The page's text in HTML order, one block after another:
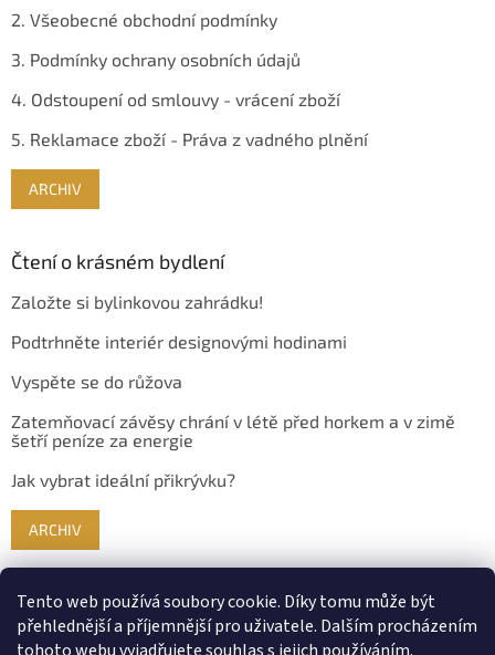
Tento web používá soubory cookie. Díky tomu může být
přehlednější a příjemnější pro uživatele. Dalším procházením
2. Všeobecné obchodní podmínky
3. Podmínky ochrany osobních údajů
4. Odstoupení od smlouvy - vrácení zboží
5. Reklamace zboží - Práva z vadného plnění
ARCHIV
Čtení o krásném bydlení
Založte si bylinkovou zahrádku!
Podtrhněte interiér designovými hodinami
Vyspěte se do růžova
Zatemňovací závěsy chrání v létě před horkem a v zimě
šetří peníze za energie
Jak vybrat ideální přikrývku?
ARCHIV